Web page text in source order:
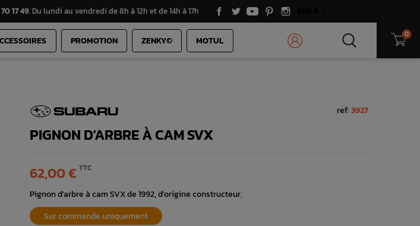
17 49. Du lundi au vendredi de 8h à 12h et de 14h à 17h
PROMOTION ZENKY© MOTUL 0
ref:3927
PIGNON D'ARBRE À CAM SVX
62,00 € TTC
Pignon d'arbre à cam SVX de 1992, d'origine constructeur.
Sur commande uniquement